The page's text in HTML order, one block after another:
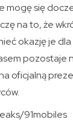
mogę się
na to, że
okazję je dla
pozostaje
oficjalną
91mobiles